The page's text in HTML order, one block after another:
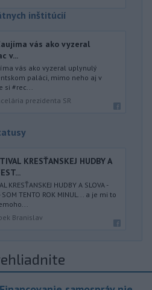
inštitúcií
vás ako vyzeral
v...
vás ako vyzeral uplynulý
paláci, mimo neho aj v
si #rec...
prezidenta SR
KRESŤANSKEJ HUDBY A
KRESŤANSKEJ HUDBY A SLOVA -
SOM TENTO ROK MINUL... a je mi to
Branislav